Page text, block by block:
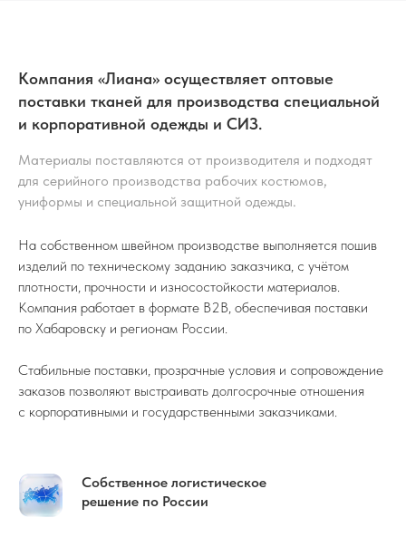
Компания «Лиана» осуществляет оптовые
поставки тканей для производства специальной
и корпоративной одежды и СИЗ.
Материалы поставляются от производителя и подходят
для серийного производства рабочих костюмов,
униформы и специальной защитной одежды.
На собственном швейном производстве выполняется пошив
изделий по техническому заданию заказчика, с учётом
плотности, прочности и износостойкости материалов.
Компания работает в формате B2B, обеспечивая поставки
по Хабаровску и регионам России.
Стабильные поставки, прозрачные условия и сопровождение
заказов позволяют выстраивать долгосрочные отношения
с корпоративными и государственными заказчиками.
Собственное логистическое
решение по России